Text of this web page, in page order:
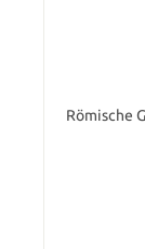
Römische